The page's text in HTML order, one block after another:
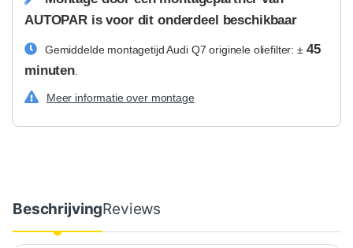
AUTOPAR is voor dit onderdeel beschikbaar
Gemiddelde montagetijd Audi Q7 originele oliefilter: ± 45
minuten.
Meer informatie over montage
BeschrijvingReviews